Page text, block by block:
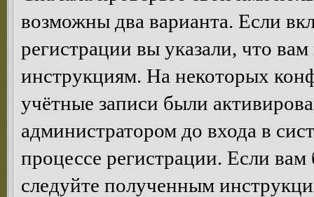
возможны два варианта. Если
регистрации вы указали, что
инструкциям. На некоторых
учётные записи были
администратором до входа в
процессе регистрации. Если
следуйте полученным